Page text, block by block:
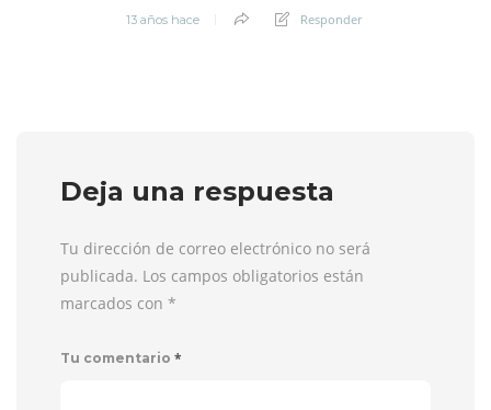
13 años hace Responder
Deja una respuesta
Tu dirección de correo electrónico no será
publicada. Los campos obligatorios están
marcados con *
Tu comentario *